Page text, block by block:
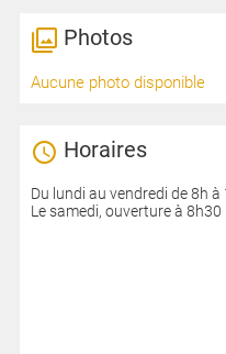
Horaires
Du lundi au vendredi de 8h
Le samedi, ouverture à 8h30
Photos
Aucune photo disponible